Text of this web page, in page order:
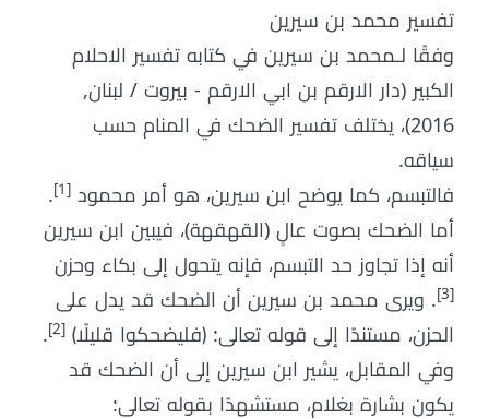
تفسير محمد بن سيرين
وفقًا لـمحمد بن سيرين في كتابه تفسير الاحلام
الكبير (دار الارقم بن ابي الارقم - بيروت / لبنان,
2016)، يختلف تفسير الضحك في المنام حسب
سياقه.
فالتبسم، كما يوضح ابن سيرين، هو أمر محمود [1]
.
أما الضحك بصوت عالٍ (القهقهة)، فيبين ابن سيرين
أنه إذا تجاوز حد التبسم، فإنه يتحول إلى بكاء وحزن
[3] . ويرى محمد بن سيرين أن الضحك قد يدل على
الحزن، مستندًا إلى قوله تعالى: ﴿فليضحكوا قليلًا﴾ [2]
.
وفي المقابل، يشير ابن سيرين إلى أن الضحك قد
يكون بشارة بغلام، مستشهدًا بقوله تعالى: